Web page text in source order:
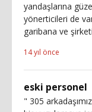
yandaşlarına
yönerticileri de
garibana ve
14 yıl önce
eski personel
" 305